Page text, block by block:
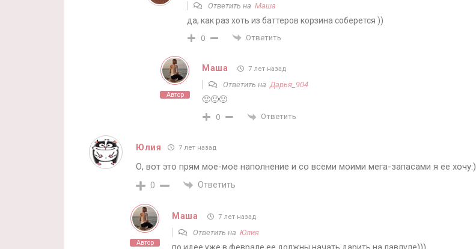
Ответить на Маша
да, как раз хоть из баттеров корзина соберется ))
0 Ответить
Автор
Маша 7 лет назад
Ответить наДарья_904
🙂🙂🙂
0 Ответить
Юлия 7 лет назад
О, вот это прям мое-мое наполнение и со всеми моими мега-запасами я ее хочу:)
0 Ответить
Автор
Маша 7 лет назад
Ответить на Юлия